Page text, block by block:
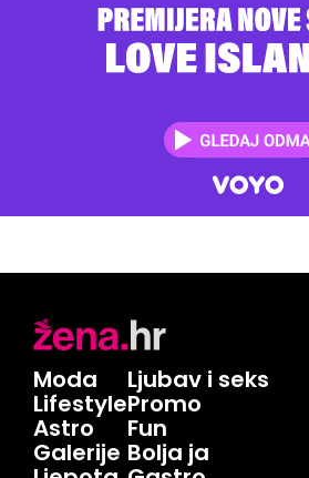
Moda
Lifestyle
Astro
Galerije
Ljubav i seks
Promo
Fun
Bolja ja